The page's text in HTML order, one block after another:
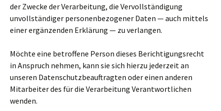
der Zwecke der Verarbeitung, die Vervollständigung
unvollständiger personenbezogener Daten — auch mittels
einer ergänzenden Erklärung — zu verlangen.
Möchte eine betroffene Person dieses Berichtigungsrecht
in Anspruch nehmen, kann sie sich hierzu jederzeit an
unseren Datenschutzbeauftragten oder einen anderen
Mitarbeiter des für die Verarbeitung Verantwortlichen
wenden.